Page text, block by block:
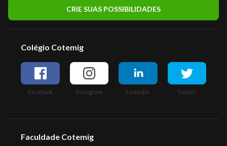
CRIE SUAS POSSIBILIDADES
Colégio Cotemig
Facebook Instagram Linkedin Twitter
Faculdade Cotemig